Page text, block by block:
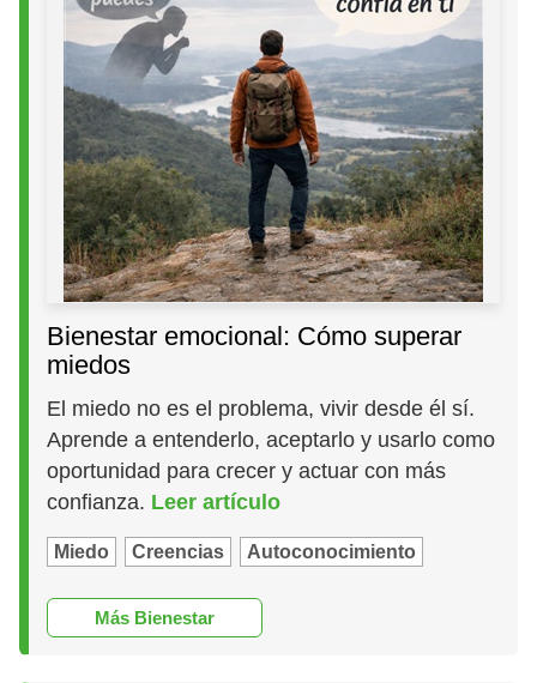
Bienestar emocional: Cómo superar
miedos
El miedo no es el problema, vivir desde él sí.
Aprende a entenderlo, aceptarlo y usarlo como
oportunidad para crecer y actuar con más
confianza. Leer artículo
Miedo Creencias Autoconocimiento
Más Bienestar